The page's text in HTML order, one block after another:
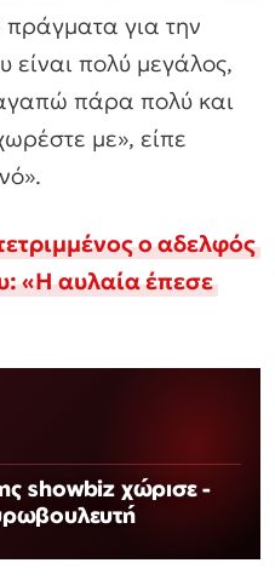
για την
είναι πολύ μεγάλος,
πάρα πολύ και
με», είπε
ο αδελφός
«Η αυλαία έπεσε
showbiz χώρισε -